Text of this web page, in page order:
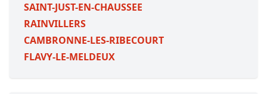
SAINT-JUST-EN-CHAUSSEE
RAINVILLERS
CAMBRONNE-LES-RIBECOURT
FLAVY-LE-MELDEUX